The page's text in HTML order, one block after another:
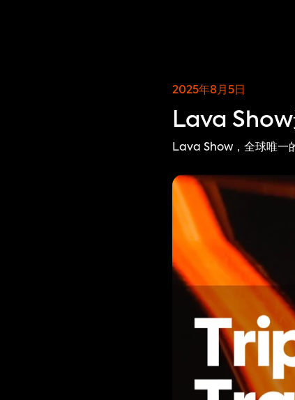
2025年8月5日
Lava
Lava Show，全球唯一